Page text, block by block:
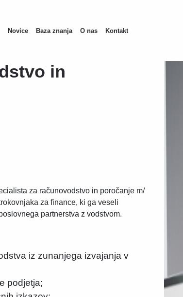
Novice Baza znanja O nas Kontakt
in
za računovodstvo in poročanje m/
za finance, ki ga veseli
partnerstva z vodstvom.
iz zunanjega izvajanja v
podjetja;